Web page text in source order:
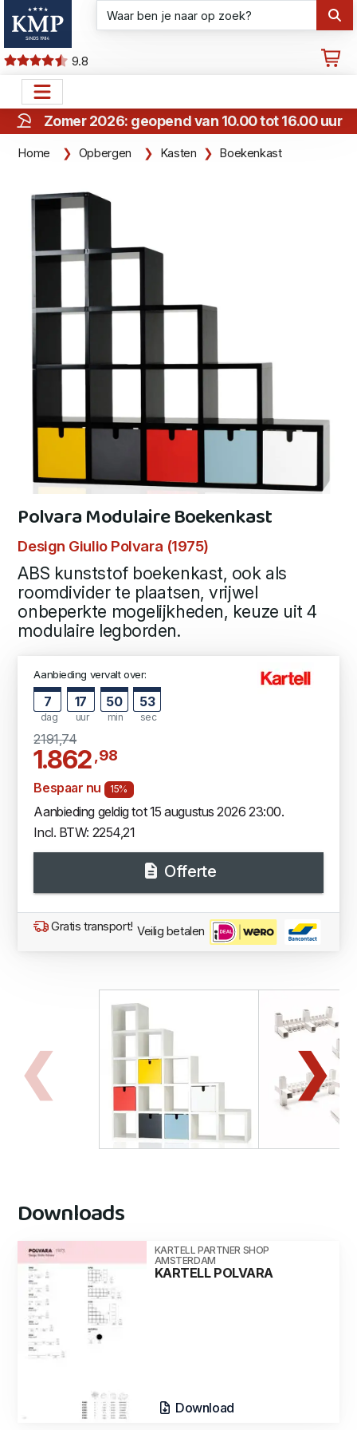
9.8
Zomer 2026: geopend van 10.00 tot 16.00 uur
Home Opbergen Kasten Boekenkast
Polvara Modulaire Boekenkast
Design Giulio Polvara (1975)
ABS kunststof boekenkast, ook als
roomdivider te plaatsen, vrijwel
onbeperkte mogelijkheden, keuze uit 4
modulaire legborden.
Aanbieding vervalt over:
7
dag
17
uur
50
min
52
sec
2191,74
1.862,98
Bespaar nu 15%
Aanbieding geldig tot 15 augustus 2026 23:00.
Incl. BTW: 2254,21
Offerte
Gratis transport! Veilig betalen
Downloads
KARTELL PARTNER SHOP
AMSTERDAM
KARTELL POLVARA
Download